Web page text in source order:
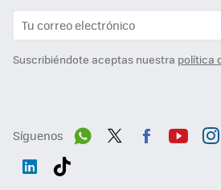
Suscribiéndote aceptas nuestra política
Síguenos